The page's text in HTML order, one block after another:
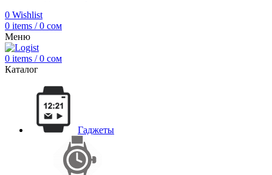
0 Wishlist
0 items / 0 сом
Меню
0 items / 0 сом
Каталог
Гаджеты